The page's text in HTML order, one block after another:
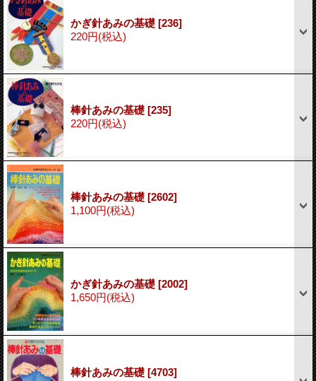
かぎ針あみの基礎 [236]
220円(税込)
棒針あみの基礎 [235]
220円(税込)
棒針あみの基礎 [2602]
1,100円(税込)
かぎ針あみの基礎 [2002]
1,650円(税込)
棒針あみの基礎 [4703]